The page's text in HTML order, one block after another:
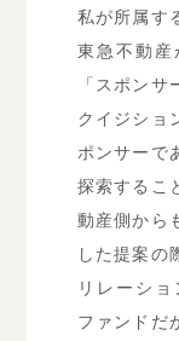
私が所属す
東急不動産
「スポン
クイジショ
ポンサーで
探索するこ
動産側から
した提案の
リレーシ
ファンドだ